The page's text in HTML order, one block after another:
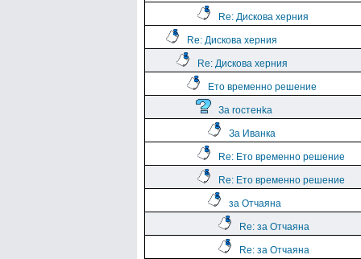
Re: Дискова херния
Re: Дискова херния
Re: Дискова херния
Ето временно решение
За rocтeнka
За Иванка
Re: Ето временно решение
Re: Ето временно решение
за Отчаяна
Re: за Отчаяна
Re: за Отчаяна